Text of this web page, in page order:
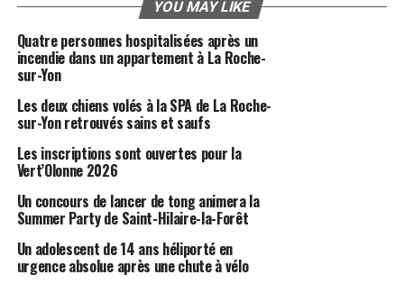
YOU MAY LIKE
Quatre personnes hospitalisées après un
incendie dans un appartement à La Roche-
sur-Yon
Les deux chiens volés à la SPA de La Roche-
sur-Yon retrouvés sains et saufs
Les inscriptions sont ouvertes pour la
Vert’Olonne 2026
Un concours de lancer de tong animera la
Summer Party de Saint-Hilaire-la-Forêt
Un adolescent de 14 ans héliporté en
urgence absolue après une chute à vélo